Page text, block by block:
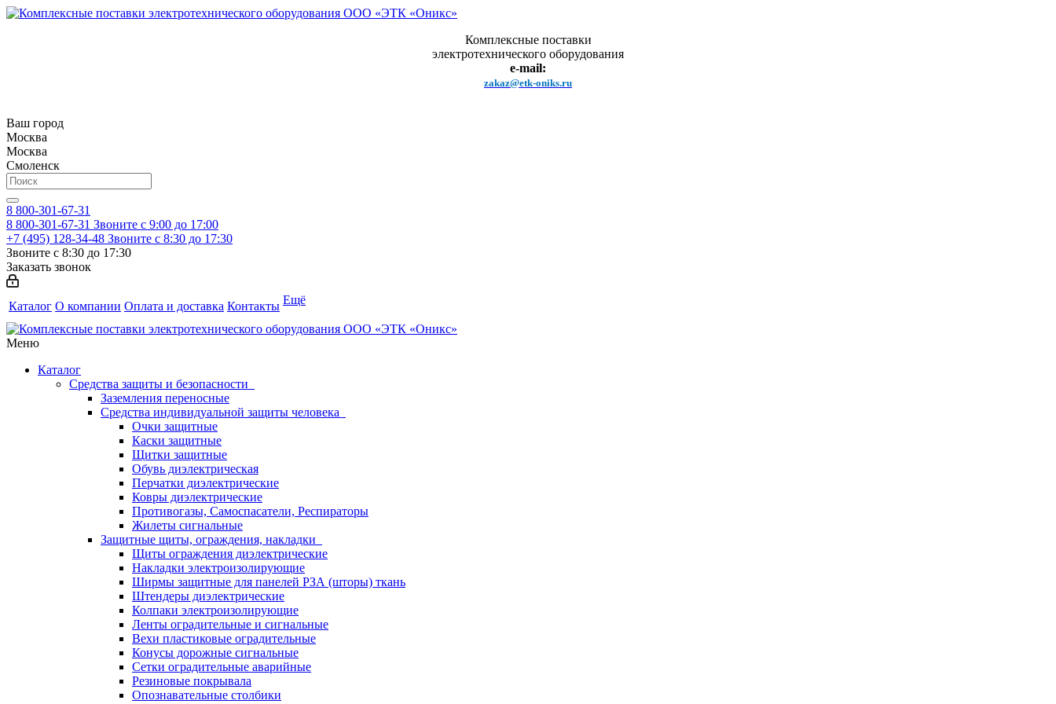
Комплексные поставки
электротехнического оборудования
e-mail:
zakaz@etk-oniks.ru
Ваш город
Москва
Москва
Смоленск
8 800-301-67-31
8 800-301-67-31 Звоните с 9:00 до 17:00
+7 (495) 128-34-48 Звоните с 8:30 до 17:30
Звоните с 8:30 до 17:30
Заказать звонок
Каталог О компании Оплата и доставка Контакты Ещё
Меню
Каталог
Средства защиты и безопасности
Заземления переносные
Средства индивидуальной защиты человека
Очки защитные
Каски защитные
Щитки защитные
Обувь диэлектрическая
Перчатки диэлектрические
Ковры диэлектрические
Противогазы, Самоспасатели, Респираторы
Жилеты сигнальные
Защитные щиты, ограждения, накладки
Щиты ограждения диэлектрические
Накладки электроизолирующие
Ширмы защитные для панелей РЗА (шторы) ткань
Штендеры диэлектрические
Колпаки электроизолирующие
Ленты оградительные и сигнальные
Вехи пластиковые оградительные
Конусы дорожные сигнальные
Сетки оградительные аварийные
Резиновые покрывала
Опознавательные столбики